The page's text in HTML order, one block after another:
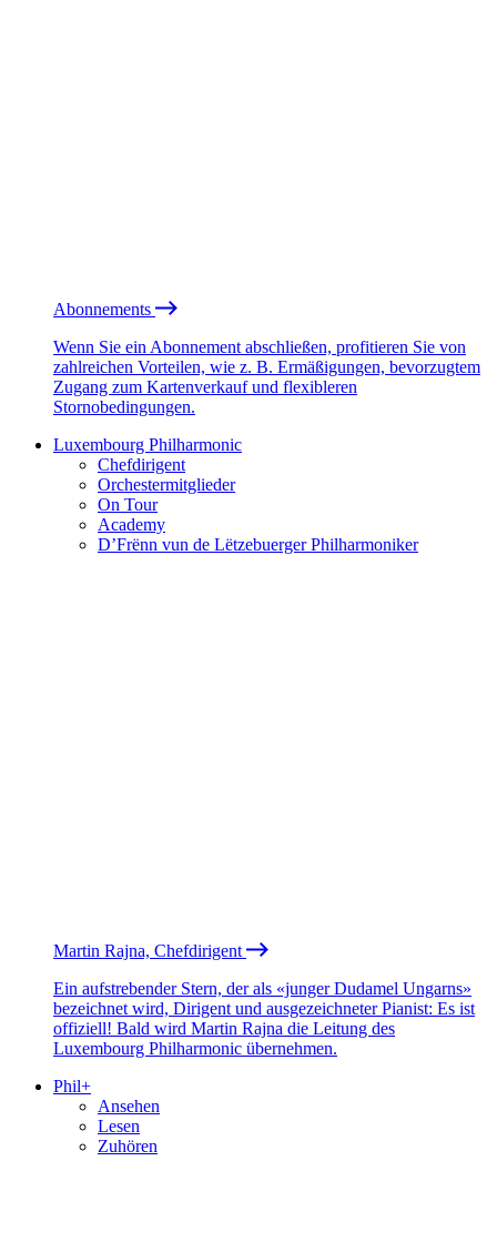
Abonnements
Wenn Sie ein Abonnement abschließen, profitieren Sie von
zahlreichen Vorteilen, wie z. B. Ermäßigungen, bevorzugtem
Zugang zum Kartenverkauf und flexibleren
Stornobedingungen.
Luxembourg Philharmonic
Chefdirigent
Orchestermitglieder
On Tour
Academy
D’Frënn vun de Lëtzebuerger Philharmoniker
Martin Rajna, Chefdirigent
Ein aufstrebender Stern, der als «junger Dudamel Ungarns»
bezeichnet wird, Dirigent und ausgezeichneter Pianist: Es ist
offiziell! Bald wird Martin Rajna die Leitung des
Luxembourg Philharmonic übernehmen.
Phil+
Ansehen
Lesen
Zuhören